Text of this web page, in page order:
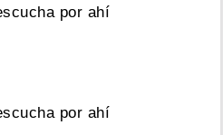
por ahí
por ahí